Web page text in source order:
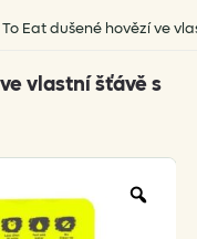
Eat dušené hovězí ve
vlastní šťávě s